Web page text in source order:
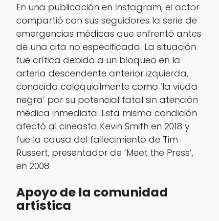
En una publicación en Instagram, el actor
compartió con sus seguidores la serie de
emergencias médicas que enfrentó antes
de una cita no especificada. La situación
fue crítica debido a un bloqueo en la
arteria descendente anterior izquierda,
conocida coloquialmente como ‘la viuda
negra’ por su potencial fatal sin atención
médica inmediata. Esta misma condición
afectó al cineasta Kevin Smith en 2018 y
fue la causa del fallecimiento de Tim
Russert, presentador de ‘Meet the Press’,
en 2008.
Apoyo de la comunidad
artística